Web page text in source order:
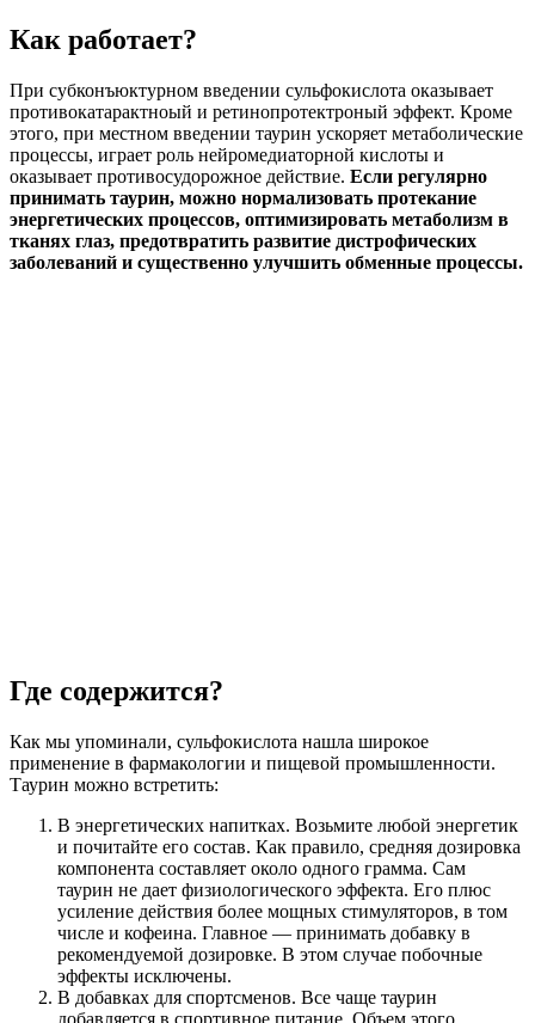
Как работает?
При субконъюктурном введении сульфокислота оказывает
противокатарактноый и ретинопротектроный эффект. Кроме
этого, при местном введении таурин ускоряет метаболические
процессы, играет роль нейромедиаторной кислоты и
оказывает противосудорожное действие. Если регулярно
принимать таурин, можно нормализовать протекание
энергетических процессов, оптимизировать метаболизм в
тканях глаз, предотвратить развитие дистрофических
заболеваний и существенно улучшить обменные процессы.
Где содержится?
Как мы упоминали, сульфокислота нашла широкое
применение в фармакологии и пищевой промышленности.
Таурин можно встретить:
В энергетических напитках. Возьмите любой энергетик
и почитайте его состав. Как правило, средняя дозировка
компонента составляет около одного грамма. Сам
таурин не дает физиологического эффекта. Его плюс
усиление действия более мощных стимуляторов, в том
числе и кофеина. Главное — принимать добавку в
рекомендуемой дозировке. В этом случае побочные
эффекты исключены.
В добавках для спортсменов. Все чаще таурин
добавляется в спортивное питание. Объем этого